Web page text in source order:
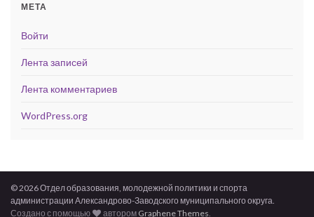
МЕТА
Войти
Лента записей
Лента комментариев
WordPress.org
© 2026 Отдел образования, молодежной политики и спорта
администрации Александрово-Заводского муниципального округа.
Создано с помощью
автором Graphene Themes